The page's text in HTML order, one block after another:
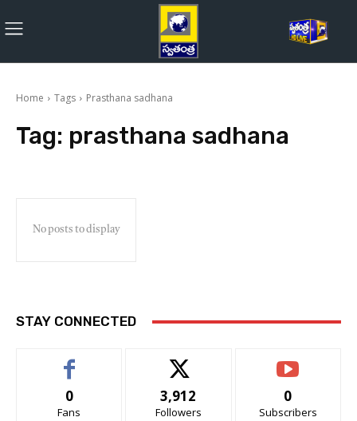
Home Tags Prasthana sadhana
Tag: prasthana sadhana
No posts to display
STAY CONNECTED
0
Fans
3,912
Followers
0
Subscribers